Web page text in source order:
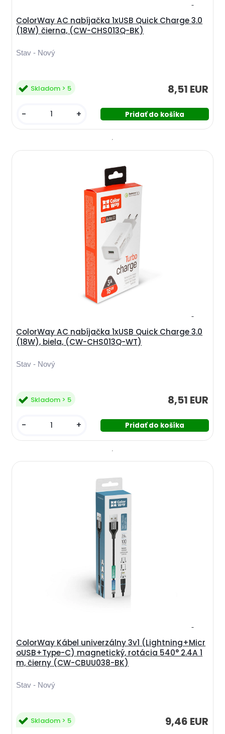
ColorWay AC nabíjačka 1xUSB Quick Charge 3.0
(18W) čierna, (CW-CHS013Q-BK)
Stav - Nový
8,51 EUR
Skladom > 5
- +
ColorWay AC nabíjačka 1xUSB Quick Charge 3.0
(18W), biela, (CW-CHS013Q-WT)
Stav - Nový
8,51 EUR
Skladom > 5
- +
ColorWay Kábel univerzálny 3v1 (Lightning+Micr
oUSB+Type-C) magnetický, rotácia 540° 2.4A 1
m, čierny (CW-CBUU038-BK)
Stav - Nový
9,46 EUR
Skladom > 5